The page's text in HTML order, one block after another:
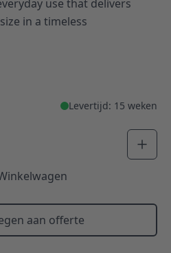
use that delivers
in a timeless
Levertijd: 15 weken
aan offerte